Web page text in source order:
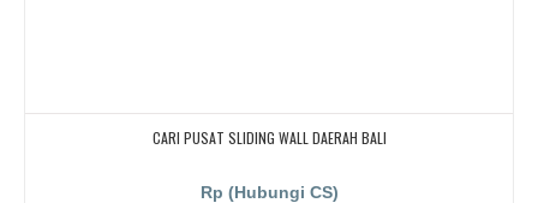
CARI PUSAT SLIDING WALL DAERAH BALI
Rp (Hubungi CS)